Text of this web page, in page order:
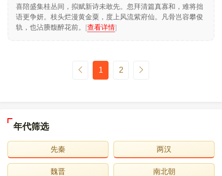
喜陪盛集桂丛间，拟赋新诗未敢先。忽拜清篇真寡和，难将拙
语更争妍。枝头烂漫黄金粟，度上风流紫府仙。凡骨岂容攀俊
轨，也沾賸馥醉花前。 [查看详情]
1 2
年代筛选
先秦 两汉
魏晋 南北朝